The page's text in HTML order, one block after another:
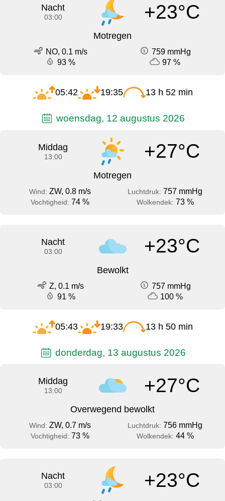
Nacht
03:00 +23°C
Motregen
NO, 0.1 m/s
759 mmHg
93 %
97 %
05:42 19:35 13 h 52 min
woensdag, 12 augustus 2026
Middag
13:00 +27°C
Motregen
Wind: ZW, 0.8 m/s Luchtdruk: 757 mmHg
Vochtigheid: 74 % Wolkendek: 73 %
Nacht
03:00 +23°C
Bewolkt
Z, 0.1 m/s
757 mmHg
91 %
100 %
05:43 19:33 13 h 50 min
donderdag, 13 augustus 2026
Middag
13:00 +27°C
Overwegend bewolkt
Wind: ZW, 0.7 m/s Luchtdruk: 756 mmHg
Vochtigheid: 73 % Wolkendek: 44 %
Nacht
03:00 +23°C